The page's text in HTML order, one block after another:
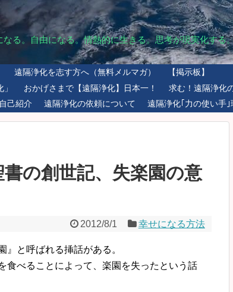
る。自由になる。情熱的に生きる。思考が現実化す
遠隔浄化を志す方へ（無料メルマガ）
【掲示板】
おかげさまで【遠隔浄化】日本一！
求む！遠隔浄化
自己紹介 遠隔浄化の依頼について 遠隔浄化｢力の使い手
の創世記、失楽園の意
2012/8/1 幸せになる方法
と呼ばれる挿話がある。
食べることによって、楽園を失ったという話